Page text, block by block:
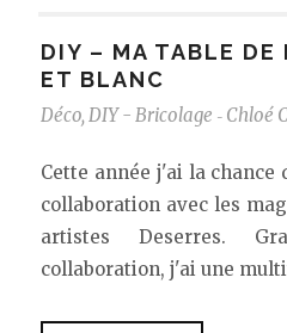
DIY – MA TABLE DE
ET BLANC
Déco, DIY - Bricolage - Chloé
Cette année j'ai la
collaboration avec les
artistes Deserres.
collaboration, j'ai une